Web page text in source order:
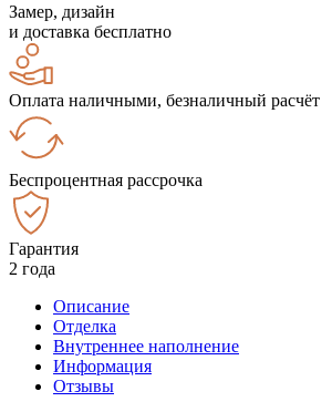
Замер, дизайн
и доставка бесплатно
Оплата наличными, безналичный расчёт
Беспроцентная рассрочка
Гарантия
2 года
Описание
Отделка
Внутреннее наполнение
Информация
Отзывы